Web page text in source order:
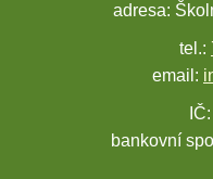
adresa:
tel.:
email:
bankovní